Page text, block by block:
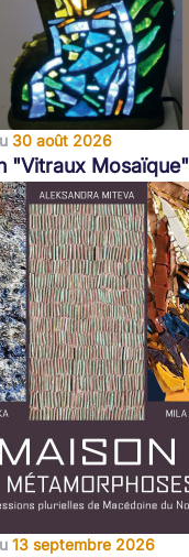
30 août 2026
"Vitraux Mosaïque"
13 septembre 2026